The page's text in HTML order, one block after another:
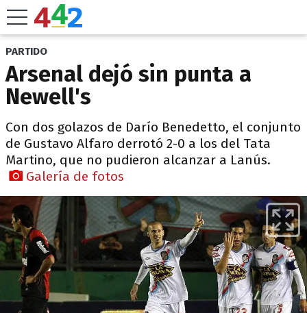
PARTIDO
Arsenal dejó sin punta a
Newell's
Con dos golazos de Darío Benedetto, el conjunto
de Gustavo Alfaro derrotó 2-0 a los del Tata
Martino, que no pudieron alcanzar a Lanús.
Galería de fotos